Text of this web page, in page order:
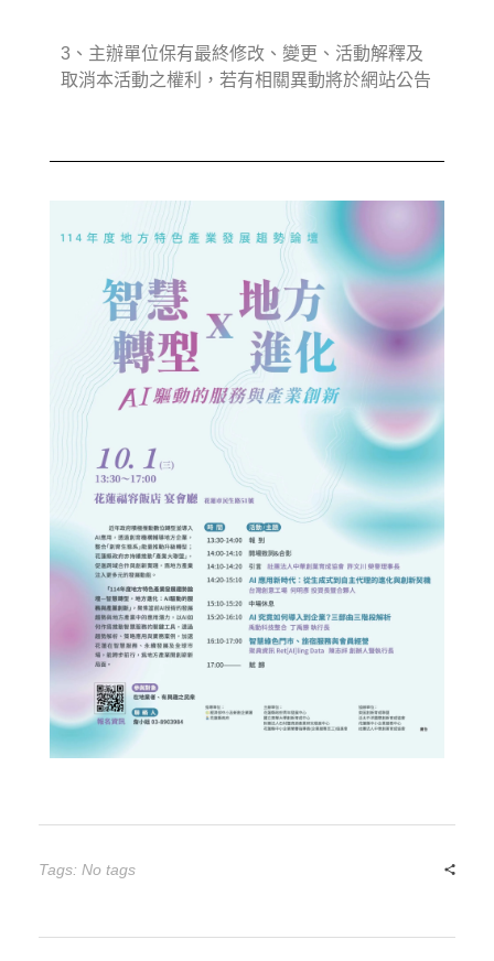
3、主辦單位保有最終修改、變更、活動解釋及
取消本活動之權利，若有相關異動將於網站公告
Tags: No tags